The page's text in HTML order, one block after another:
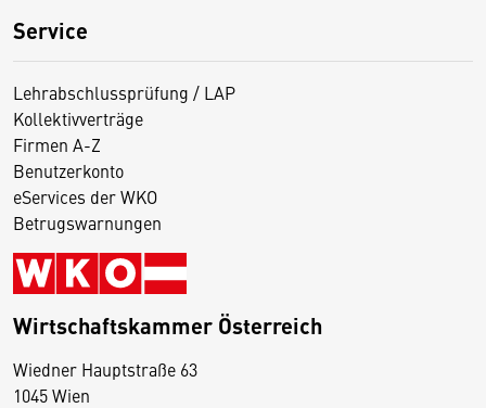
Service
Lehrabschlussprüfung / LAP
Kollektivverträge
Firmen A-Z
Benutzerkonto
eServices der WKO
Betrugswarnungen
Wirtschaftskammer Österreich
Wiedner Hauptstraße 63
1045 Wien
D